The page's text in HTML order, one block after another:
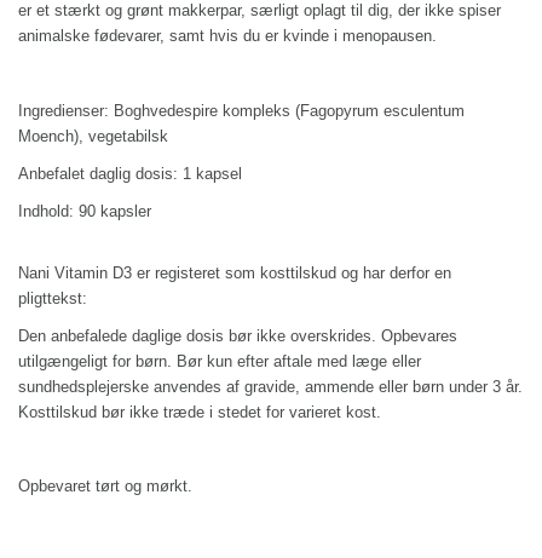
er et stærkt og grønt makkerpar, særligt oplagt til dig, der ikke spiser
animalske fødevarer, samt hvis du er kvinde i menopausen.
Ingredienser: Boghvedespire kompleks (Fagopyrum esculentum
Moench), vegetabilsk
Anbefalet daglig dosis: 1 kapsel
Indhold: 90 kapsler
Nani Vitamin D3 er registeret som kosttilskud og har derfor en
pligttekst:
Den anbefalede daglige dosis bør ikke overskrides. Opbevares
utilgængeligt for børn. Bør kun efter aftale med læge eller
sundhedsplejerske anvendes af gravide, ammende eller børn under 3 år.
Kosttilskud bør ikke træde i stedet for varieret kost.
Opbevaret tørt og mørkt.